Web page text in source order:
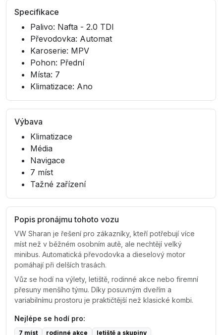
Specifikace
Palivo: Nafta - 2.0 TDI
Převodovka: Automat
Karoserie: MPV
Pohon: Přední
Místa: 7
Klimatizace: Ano
Výbava
Klimatizace
Média
Navigace
7 míst
Tažné zařízení
Popis pronájmu tohoto vozu
VW Sharan je řešení pro zákazníky, kteří potřebují více
míst než v běžném osobním autě, ale nechtějí velký
minibus. Automatická převodovka a dieselový motor
pomáhají při delších trasách.
Vůz se hodí na výlety, letiště, rodinné akce nebo firemní
přesuny menšího týmu. Díky posuvným dveřím a
variabilnímu prostoru je praktičtější než klasické kombi.
Nejlépe se hodí pro:
7 míst rodinné akce letiště a skupiny